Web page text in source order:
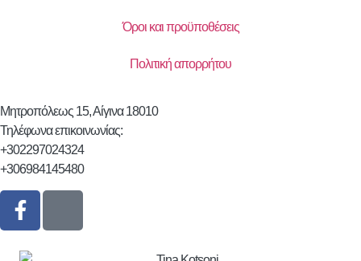
Όροι και προϋποθέσεις
Πολιτική απορρήτου
Μητροπόλεως 15, Αίγινα 18010
Τηλέφωνα επικοινωνίας:
+302297024324
+306984145480